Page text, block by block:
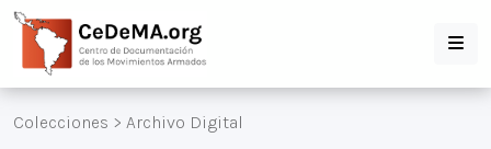
Colecciones > Archivo Digital